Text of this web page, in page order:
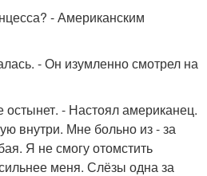
- Американским
- Он изумленно смотрел на
остынет. - Настоял американец.
внутри. Мне больно из - за
Я не смогу отомстить
меня. Слёзы одна за